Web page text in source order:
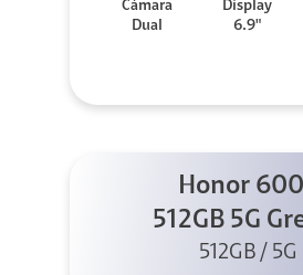
Cámara
Dual
Display
6.9"
Honor
512GB 5G
45W
512GB / 5G